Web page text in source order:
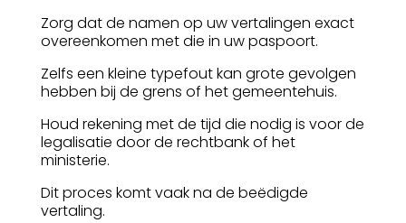
Zorg dat de namen op uw vertalingen exact
overeenkomen met die in uw paspoort.
Zelfs een kleine typefout kan grote gevolgen
hebben bij de grens of het gemeentehuis.
Houd rekening met de tijd die nodig is voor de
legalisatie door de rechtbank of het
ministerie.
Dit proces komt vaak na de beëdigde
vertaling.